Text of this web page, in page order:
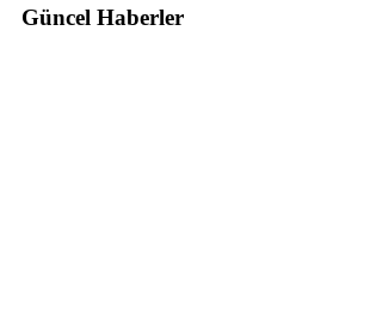
Güncel Haberler